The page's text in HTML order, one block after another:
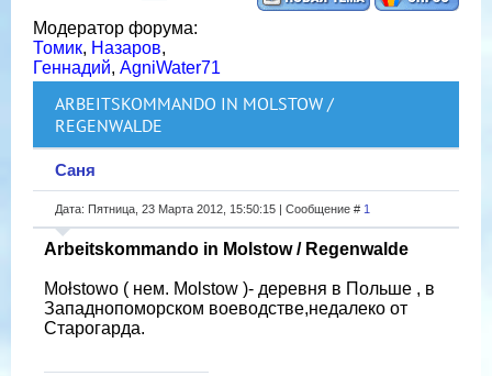
Модератор форума:
Томик, Назаров,
Геннадий, AgniWater71
ARBEITSKOMMANDO IN MOLSTOW /
REGENWALDE
Саня
Дата: Пятница, 23 Марта 2012, 15:50:15 | Сообщение # 1
Arbeitskommando in Molstow / Regenwalde
Mołstowo ( нем. Molstow )- деревня в Польше , в
Западнопоморском воеводстве,недалеко от
Старогарда.